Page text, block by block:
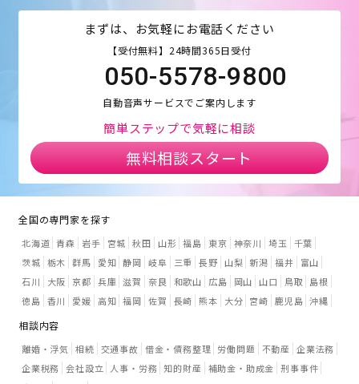
まずは、お気軽にお電話ください
【受付無料】24時間365日受付
050-5578-9800
自動音声サービスでご案内します
簡単ステップで気軽に相談
無料相談スタート
全国の専門家を探す
北海道 青森 岩手 宮城 秋田 山形 福島 東京 神奈川 埼玉
千葉
茨城 栃木 群馬 愛知 静岡 岐阜 三重 長野 山梨 新潟 福井
富山
石川
大阪 京都 兵庫 滋賀 奈良 和歌山 広島 岡山 山口 鳥取
島根
徳島 香川 愛媛 高知 福岡 佐賀 長崎 熊本 大分 宮崎 鹿児島 沖縄
相談内容
離婚・浮気 相続 交通事故 借金・債務整理 労働問題 不動産 企業法務
企業税務 会社設立 人事・労務 知的財産 補助金・助成金 刑事事件